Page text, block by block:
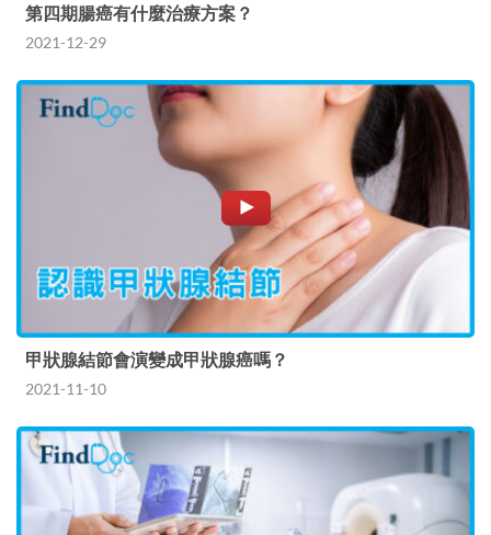
第四期腸癌有什麼治療方案？
2021-12-29
甲狀腺結節會演變成甲狀腺癌嗎？
2021-11-10